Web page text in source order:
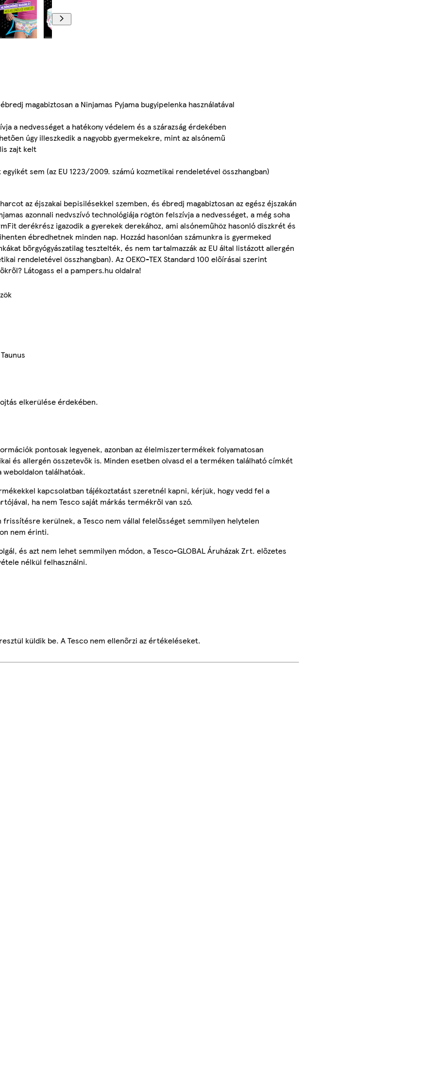
magabiztosan a Ninjamas Pyjama bugyipelenka használatával
a nedvességet a hatékony védelem és a szárazság érdekében
úgy illeszkedik a nagyobb gyermekekre, mint az alsónemű
zajt kelt
sem (az EU 1223/2009. számú kozmetikai rendeletével összhangban)
az éjszakai bepisilésekkel szemben, és ébredj magabiztosan az egész éjszakán
azonnali nedvszívó technológiája rögtön felszívja a nedvességet, a még soha
derékrész igazodik a gyerekek derekához, ami alsóneműhöz hasonló diszkrét és
ébredhetnek minden nap. Hozzád hasonlóan számunkra is gyermeked
bőrgyógyászatilag tesztelték, és nem tartalmazzák az EU által listázott allergén
rendeletével összhangban). Az OEKO-TEX Standard 100 előírásai szerint
Látogass el a pampers.hu oldalra!
elkerülése érdekében.
pontosak legyenek, azonban az élelmiszertermékek folyamatosan
és allergén összetevők is. Minden esetben olvasd el a terméken található címkét
weboldalon találhatóak.
kapcsolatban tájékoztatást szeretnél kapni, kérjük, hogy vedd fel a
ha nem Tesco saját márkás termékről van szó.
kerülnek, a Tesco nem vállal felelősséget semmilyen helytelen
nem érinti.
és azt nem lehet semmilyen módon, a Tesco-GLOBAL Áruházak Zrt. előzetes
nélkül felhasználni.
küldik be. A Tesco nem ellenőrzi az értékeléseket.